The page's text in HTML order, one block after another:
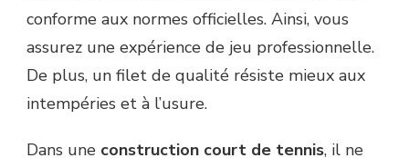
conforme aux normes officielles. Ainsi, vous
assurez une expérience de jeu professionnelle.
De plus, un filet de qualité résiste mieux aux
intempéries et à l’usure.
Dans une construction court de tennis, il ne